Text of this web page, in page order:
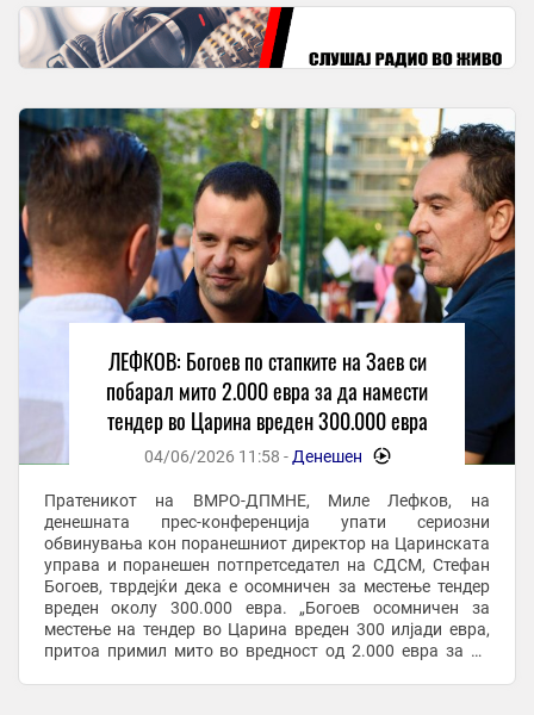
ЛЕФКОВ: Богоев по стапките на Заев си
побарал мито 2.000 евра за да намести
тендер во Царина вреден 300.000 евра
04/06/2026 11:58 -Денешен -
Пратеникот на ВМРО-ДПМНЕ, Миле Лефков, на
денешната прес-конференција упати сериозни
обвинувања кон поранешниот директор на Царинската
управа и поранешен потпретседател на СДСМ, Стефан
Богоев, тврдејќи дека е осомничен за местење тендер
вреден околу 300.000 евра. „Богоев осомничен за
местење на тендер во Царина вреден 300 илјади евра,
притоа примил мито во вредност од 2.000 евра за да